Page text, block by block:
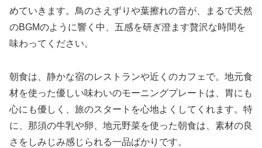
めていきます。鳥のさえずりや葉擦れの音が、まるで天然
のBGMのように響く中、五感を研ぎ澄ます贅沢な時間を
味わってください。
朝食は、静かな宿のレストランや近くのカフェで。地元食
材を使った優しい味わいのモーニングプレートは、胃にも
心にも優しく、旅のスタートを心地よくしてくれます。特
に、那須の牛乳や卵、地元野菜を使った朝食は、素材の良
さをしみじみ感じられる一品ばかりです。